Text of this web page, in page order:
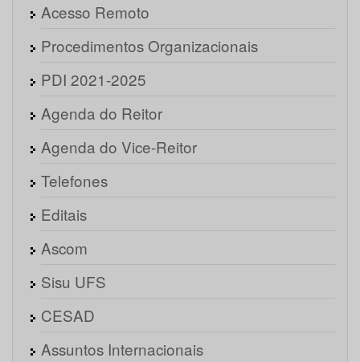
Acesso Remoto
Procedimentos Organizacionais
PDI 2021-2025
Agenda do Reitor
Agenda do Vice-Reitor
Telefones
Editais
Ascom
Sisu UFS
CESAD
Assuntos Internacionais